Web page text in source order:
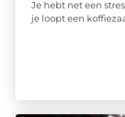
Je hebt net een
je loopt een